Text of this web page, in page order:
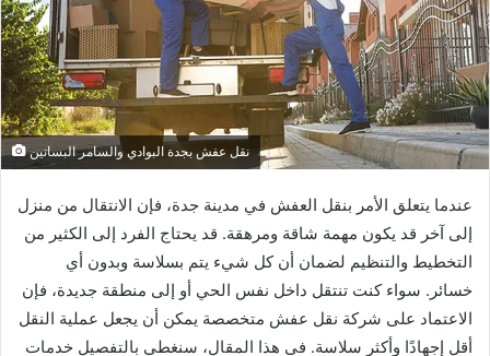
نقل عفش بجدة البوادي والسامر البساتين
عندما يتعلق الأمر بنقل العفش في مدينة جدة، فإن الانتقال من منزل
إلى آخر قد يكون مهمة شاقة ومرهقة. قد يحتاج الفرد إلى الكثير من
التخطيط والتنظيم لضمان أن كل شيء يتم بسلاسة وبدون أي
خسائر. سواء كنت تنتقل داخل نفس الحي أو إلى منطقة جديدة، فإن
الاعتماد على شركة نقل عفش متخصصة يمكن أن يجعل عملية النقل
أقل إجهادًا وأكثر سلاسة. في هذا المقال، سنغطي بالتفصيل خدمات